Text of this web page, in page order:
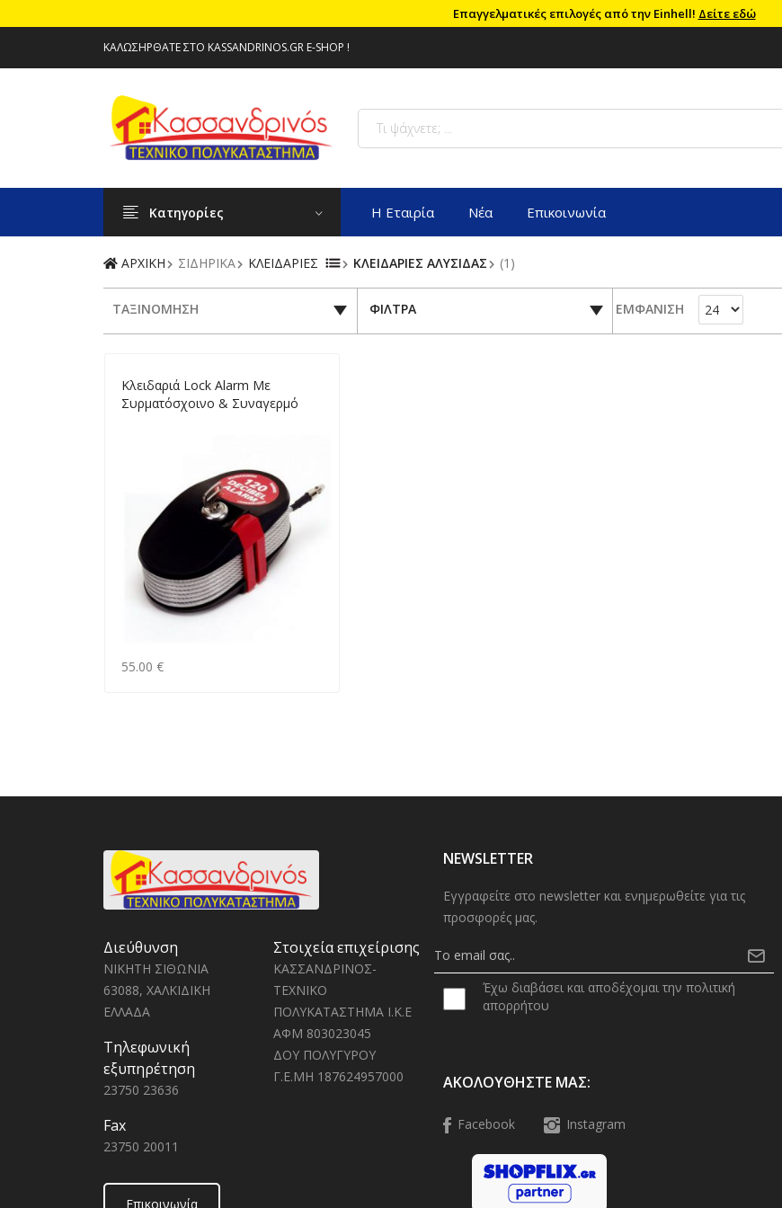
Επαγγελματικές επιλογές από την Einhell! Δείτε εδώ
ΚΑΛΩΣΉΡΘΑΤΕ ΣΤΟ KASSANDRINOS.GR E-SHOP !
Κατηγορίες Η Εταιρία Νέα Επικοινωνία
ΑΡΧΙΚΗ ΣΙΔΗΡΙΚΑ ΚΛΕΙΔΑΡΙΕΣ ΚΛΕΙΔΑΡΙΕΣ ΑΛΥΣΙΔΑΣ (1)
ΤΑΞΙΝΟΜΗΣΗ ΦΙΛΤΡΑ ΕΜΦΑΝΙΣΗ
Κλειδαριά Lock Alarm Με
Συρματόσχοινο & Συναγερμό
55.00 €
Διεύθυνση
ΝΙΚΗΤΗ ΣΙΘΩΝΙΑ
63088, ΧΑΛΚΙΔΙΚΗ
ΕΛΛΑΔΑ
Τηλεφωνική
εξυπηρέτηση
23750 23636
Fax
23750 20011
Στοιχεία επιχείρισης
ΚΑΣΣΑΝΔΡΙΝΟΣ-
ΤΕΧΝΙΚΟ
ΠΟΛΥΚΑΤΑΣΤΗΜΑ Ι.Κ.Ε
ΑΦΜ 803023045
ΔΟΥ ΠΟΛΥΓΥΡΟΥ
Γ.Ε.ΜΗ 187624957000
Επικοινωνία
NEWSLETTER
Εγγραφείτε στο newsletter και ενημερωθείτε για τις
προσφορές μας.
Έχω διαβάσει και αποδέχομαι την πολιτική
απορρήτου
ΑΚΟΛΟΥΘΉΣΤΕ ΜΑΣ:
Facebook Instagram